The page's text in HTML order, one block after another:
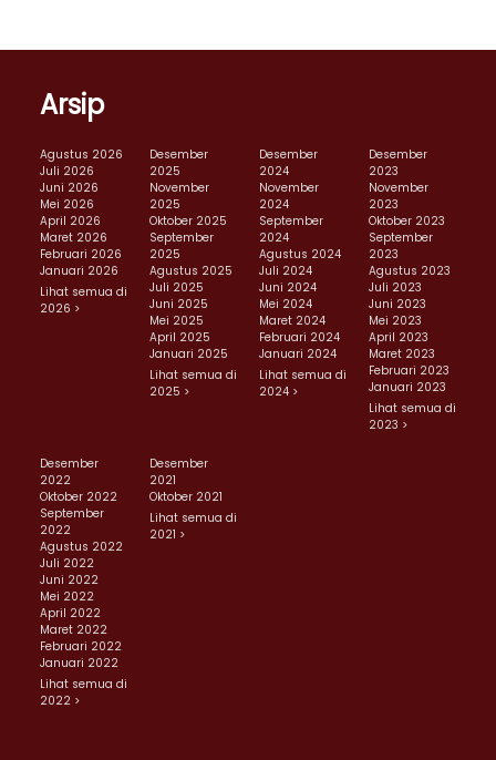
Arsip
Agustus 2026
Juli 2026
Juni 2026
Mei 2026
April 2026
Maret 2026
Februari 2026
Januari 2026
Lihat semua di
2026 >
Desember
2025
November
2025
Oktober 2025
September
2025
Agustus 2025
Juli 2025
Juni 2025
Mei 2025
April 2025
Januari 2025
Lihat semua di
2025 >
Desember
2024
November
2024
September
2024
Agustus 2024
Juli 2024
Juni 2024
Mei 2024
Maret 2024
Februari 2024
Januari 2024
Lihat semua di
2024 >
Desember
2023
November
2023
Oktober 2023
September
2023
Agustus 2023
Juli 2023
Juni 2023
Mei 2023
April 2023
Maret 2023
Februari 2023
Januari 2023
Lihat semua di
2023 >
Desember
2022
Oktober 2022
September
2022
Agustus 2022
Juli 2022
Juni 2022
Mei 2022
April 2022
Maret 2022
Februari 2022
Januari 2022
Lihat semua di
2022 >
Desember
2021
Oktober 2021
Lihat semua di
2021 >